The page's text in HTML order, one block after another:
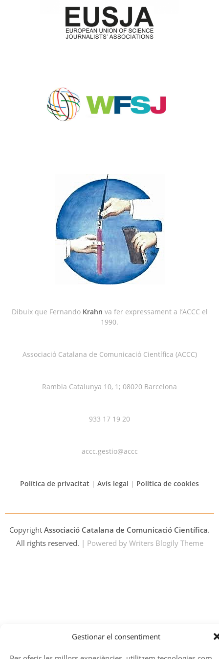
Gestionar el consentiment
Dibuix que Fernando Krahn va fer expressament a l’ACCC el
1990.
Associació Catalana de Comunicació Científica (ACCC)
Rambla Catalunya 10, 1; 08020 Barcelona
933 17 19 20
accc.gestio@accc
Política de privacitat | Avís legal | Política de cookies
Copyright Associació Catalana de Comunicació Científica.
All rights reserved. | Powered by Writers Blogily Theme